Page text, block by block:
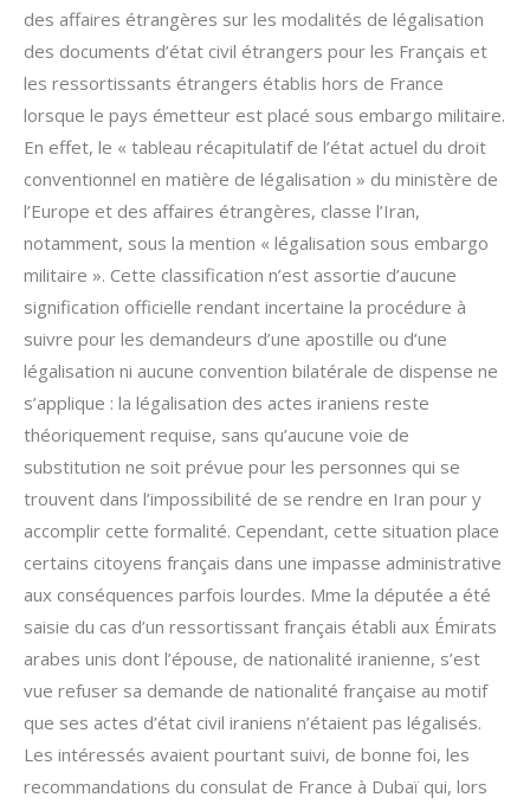
des affaires étrangères sur les modalités de légalisation
des documents d’état civil étrangers pour les Français et
les ressortissants étrangers établis hors de France
lorsque le pays émetteur est placé sous embargo militaire.
En effet, le « tableau récapitulatif de l’état actuel du droit
conventionnel en matière de légalisation » du ministère de
l’Europe et des affaires étrangères, classe l’Iran,
notamment, sous la mention « légalisation sous embargo
militaire ». Cette classification n’est assortie d’aucune
signification officielle rendant incertaine la procédure à
suivre pour les demandeurs d’une apostille ou d’une
légalisation ni aucune convention bilatérale de dispense ne
s’applique : la légalisation des actes iraniens reste
théoriquement requise, sans qu’aucune voie de
substitution ne soit prévue pour les personnes qui se
trouvent dans l’impossibilité de se rendre en Iran pour y
accomplir cette formalité. Cependant, cette situation place
certains citoyens français dans une impasse administrative
aux conséquences parfois lourdes. Mme la députée a été
saisie du cas d’un ressortissant français établi aux Émirats
arabes unis dont l’épouse, de nationalité iranienne, s’est
vue refuser sa demande de nationalité française au motif
que ses actes d’état civil iraniens n’étaient pas légalisés.
Les intéressés avaient pourtant suivi, de bonne foi, les
recommandations du consulat de France à Dubaï qui, lors